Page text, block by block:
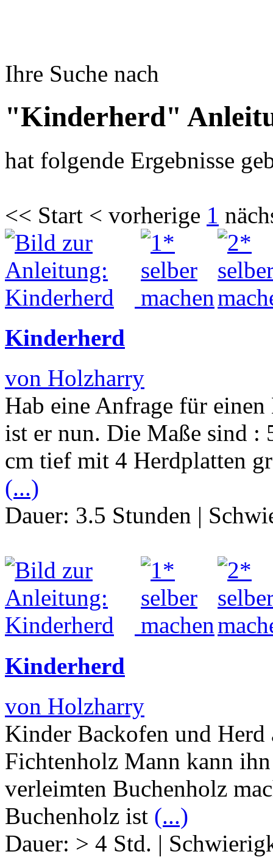
Ihre Suche nach
"Kinderherd"
hat folgende Ergebnisse
<< Start < vorherige 1
Kinderherd
von Holzharry
Hab eine Anfrage für
ist er nun. Die Maße sind :
cm tief mit 4 Herdplatten
(...)
Dauer: 3.5 Stunden |
Kinderherd
von Holzharry
Kinder Backofen und Herd
Fichtenholz Mann kann
verleimten Buchenholz
Buchenholz ist (...)
Dauer: > 4 Std. |